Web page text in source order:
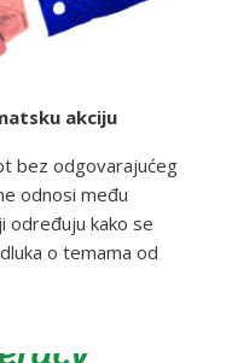
akciju
bez odgovarajućeg
odnosi među
određuju kako se
o temama od